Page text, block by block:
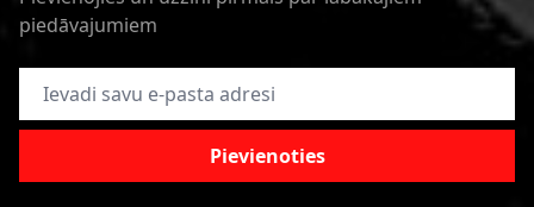
piedāvajumiem
E-pasta adrese
Pievienoties